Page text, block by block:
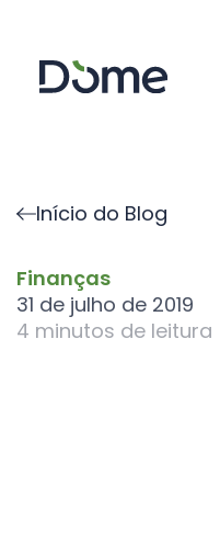
Início do Blog
Finanças
31 de julho de 2019
4 minutos de leitura